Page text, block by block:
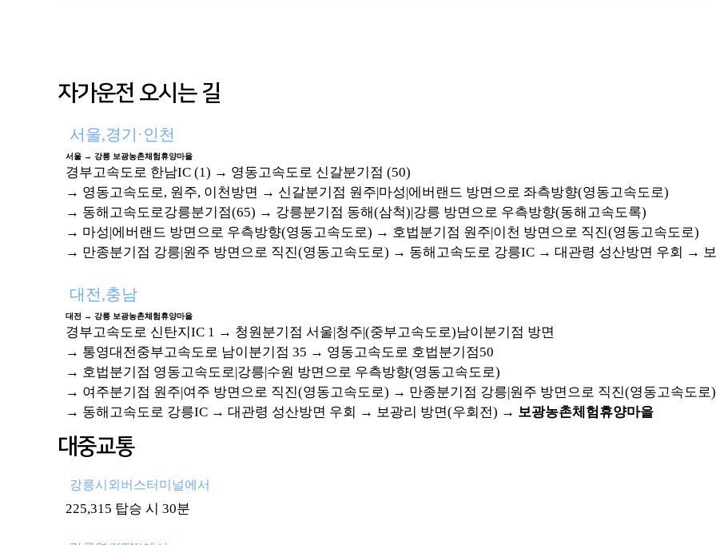
자가운전 오시는 길
서울,경기·인천
서울 → 강릉 보광농촌체험휴양마을
경부고속도로 한남IC (1) → 영동고속도로 신갈분기점 (50)
→ 영동고속도로, 원주, 이천방면 → 신갈분기점 원주|마성|에버랜드 방면으로 좌측방향(영동고속도로)
→ 동해고속도로강릉분기점(65) → 강릉분기점 동해(삼척)|강릉 방면으로 우측방향(동해고속도록)
→ 마성|에버랜드 방면으로 우측방향(영동고속도로) → 호법분기점 원주|이천 방면으로 직진(영동고속도로)
→ 만종분기점 강릉|원주 방면으로 직진(영동고속도로) → 동해고속도로 강릉IC → 대관령 성산방면 우회 →
대전,충남
대전 → 강릉 보광농촌체험휴양마을
경부고속도로 신탄지IC 1 → 청원분기점 서울|청주|(중부고속도로)남이분기점 방면
→ 통영대전중부고속도로 남이분기점 35 → 영동고속도로 호법분기점50
→ 호법분기점 영동고속도로|강릉|수원 방면으로 우측방향(영동고속도로)
→ 여주분기점 원주|여주 방면으로 직진(영동고속도로) → 만종분기점 강릉|원주 방면으로 직진(영동고속도로)
→ 동해고속도로 강릉IC → 대관령 성산방면 우회 → 보광리 방면(우회전) → 보광농촌체험휴양마을
대중교통
강릉시외버스터미널에서
225,315 탑승 시 30분